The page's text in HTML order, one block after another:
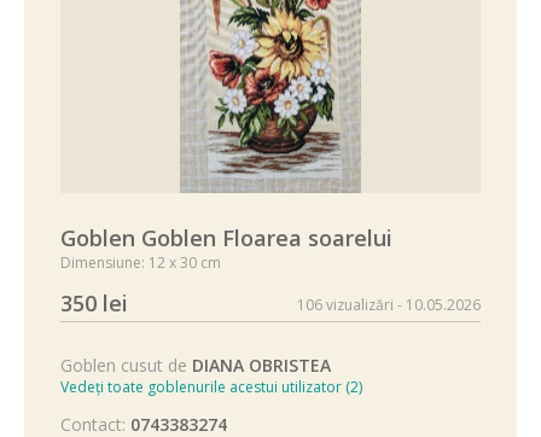
Goblen Goblen Floarea soarelui
Dimensiune: 12 x 30 cm
350 lei 106 vizualizări - 10.05.2026
Goblen cusut de DIANA OBRISTEA
Vedeți toate goblenurile acestui utilizator (2)
Contact: 0743383274